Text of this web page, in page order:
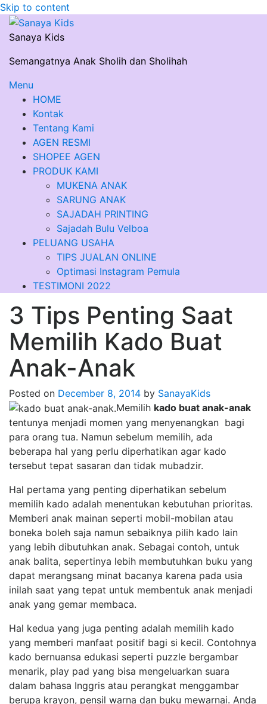
Skip to content
Sanaya Kids
Semangatnya Anak Sholih dan Sholihah
Menu
HOME
Kontak
Tentang Kami
AGEN RESMI
SHOPEE AGEN
PRODUK KAMI
MUKENA ANAK
SARUNG ANAK
SAJADAH PRINTING
Sajadah Bulu Velboa
PELUANG USAHA
TIPS JUALAN ONLINE
Optimasi Instagram Pemula
TESTIMONI 2022
3 Tips Penting Saat
Memilih Kado Buat
Anak-Anak
Posted on December 8, 2014 by SanayaKids
Memilih kado buat anak-anak
tentunya menjadi momen yang menyenangkan bagi
para orang tua. Namun sebelum memilih, ada
beberapa hal yang perlu diperhatikan agar kado
tersebut tepat sasaran dan tidak mubadzir.
Hal pertama yang penting diperhatikan sebelum
memilih kado adalah menentukan kebutuhan prioritas.
Memberi anak mainan seperti mobil-mobilan atau
boneka boleh saja namun sebaiknya pilih kado lain
yang lebih dibutuhkan anak. Sebagai contoh, untuk
anak balita, sepertinya lebih membutuhkan buku yang
dapat merangsang minat bacanya karena pada usia
inilah saat yang tepat untuk membentuk anak menjadi
anak yang gemar membaca.
Hal kedua yang juga penting adalah memilih kado
yang memberi manfaat positif bagi si kecil. Contohnya
kado bernuansa edukasi seperti puzzle bergambar
menarik, play pad yang bisa mengeluarkan suara
dalam bahasa Inggris atau perangkat menggambar
berupa krayon, pensil warna dan buku mewarnai. Anda